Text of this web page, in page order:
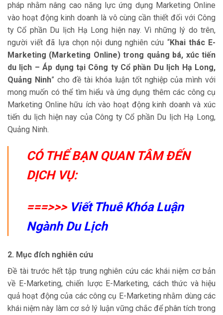
pháp nhằm nâng cao năng lực ứng dụng Marketing Online
vào hoạt động kinh doanh là vô cùng cần thiết đối với Công
ty Cổ phần Du lịch Hạ Long hiện nay. Vì những lý do trên,
người viết đã lựa chọn nội dung nghiên cứu “Khai thác E-
Marketing (Marketing Online) trong quảng bá, xúc tiến
du lịch – Áp dụng tại Công ty Cổ phần Du lịch Hạ Long,
Quảng Ninh” cho đề tài khóa luận tốt nghiệp của mình với
mong muốn có thể tìm hiểu và ứng dụng thêm các công cụ
Marketing Online hữu ích vào hoạt động kinh doanh và xúc
tiến du lịch hiện nay của Công ty Cổ phần Du lịch Hạ Long,
Quảng Ninh.
CÓ THỂ BẠN QUAN TÂM ĐẾN
DỊCH VỤ:
===>>> Viết Thuê Khóa Luận
Ngành Du Lịch
2. Mục đích nghiên cứu
Đề tài trước hết tập trung nghiên cứu các khái niệm cơ bản
về E-Marketing, chiến lược E-Marketing, cách thức và hiệu
quả hoạt động của các công cụ E-Marketing nhằm dùng các
khái niệm này làm cơ sở lý luận vững chắc để phân tích trong